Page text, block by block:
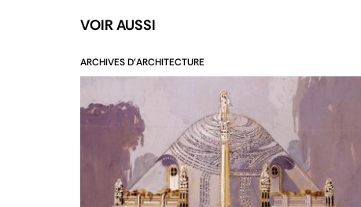
VOIR AUSSI
ARCHIVES D'ARCHITECTURE